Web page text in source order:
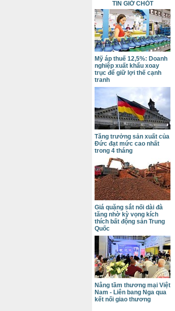
TIN GIỜ CHÓT
Mỹ áp thuế 12,5%: Doanh
nghiệp xuất khẩu xoay
trục để giữ lợi thế cạnh
tranh
Tăng trưởng sản xuất của
Đức đạt mức cao nhất
trong 4 tháng
Giá quặng sắt nối dài đà
tăng nhờ kỳ vọng kích
thích bất động sản Trung
Quốc
Nâng tầm thương mại Việt
Nam - Liên bang Nga qua
kết nối giao thương